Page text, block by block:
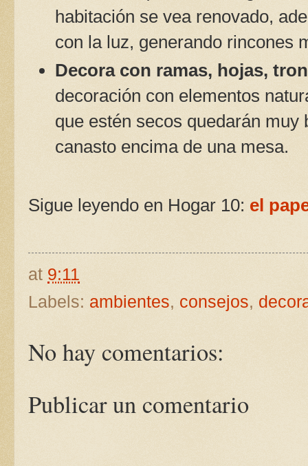
habitación se vea renovado,
con la luz, generando rincones
Decora con ramas, hojas,
decoración con elementos
que estén secos quedarán muy
canasto encima de una mesa.
Sigue leyendo en Hogar 10: el
at 9:11
Labels: ambientes, consejos,
No hay comentarios:
Publicar un comentario